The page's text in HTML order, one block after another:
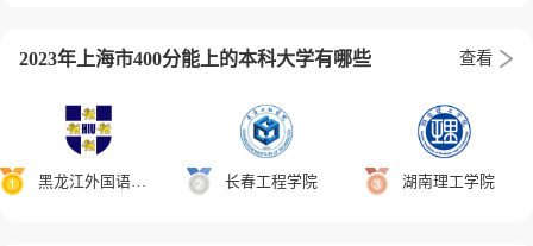
2023年上海市400分能上的本科大学有哪些 查看
黑龙江外国语学院 长春工程学院 湖南理工学院